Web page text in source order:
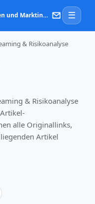
KI‑Links – Anwendungen, Lösungen und Marktinformationen zu Künstlicher Intelligenz ☰
& Risikoanalyse
& Risikoanalyse
alle Originallinks,
Artikel